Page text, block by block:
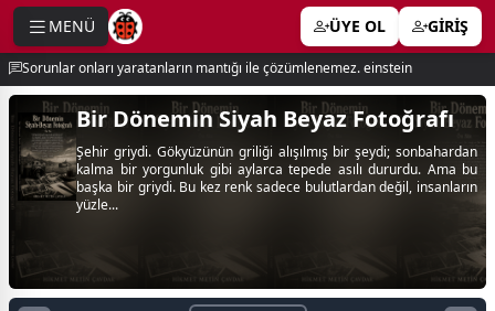
MENÜ ÜYE OL GİRİŞ
Sorunlar onları yaratanların mantığı ile çözümlenemez. einstein
Bir Dönemin Siyah Beyaz Fotoğrafı
Şehir griydi. Gökyüzünün griliği alışılmış bir şeydi; sonbahardan
kalma bir yorgunluk gibi aylarca tepede asılı dururdu. Ama bu
başka bir griydi. Bu kez renk sadece bulutlardan değil, insanların
yüzle...
menu